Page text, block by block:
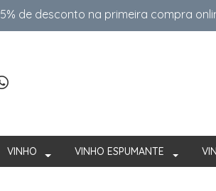
5% de desconto na primeira compra
VINHO VINHO ESPUMANTE